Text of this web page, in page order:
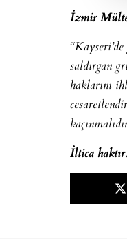
İzmir
saldırgan
haklarını
İltica